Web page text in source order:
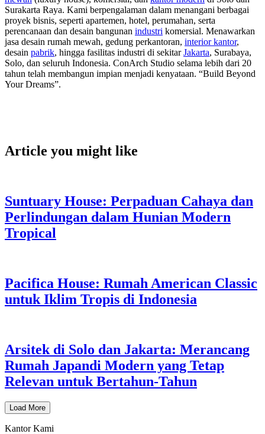
Surakarta Raya. Kami berpengalaman dalam menangani berbagai
proyek bisnis, seperti apartemen, hotel, perumahan, serta
perencanaan dan desain bangunan industri komersial. Menawarkan
jasa desain rumah mewah, gedung perkantoran, interior kantor,
desain pabrik, hingga fasilitas industri di sekitarJakarta, Surabaya,
Solo, dan seluruh Indonesia. ConArch Studio selama lebih dari 20
tahun telah membangun impian menjadi kenyataan. “Build Beyond
Your Dreams”.
Article you might like
Suntuary House: Perpaduan Cahaya dan
Perlindungan dalam Hunian Modern
Tropical
Pacifica House: Rumah American Classic
untuk Iklim Tropis di Indonesia
Arsitek di Solo dan Jakarta: Merancang
Rumah Japandi Modern yang Tetap
Relevan untuk Bertahun-Tahun
Load More
Kantor Kami